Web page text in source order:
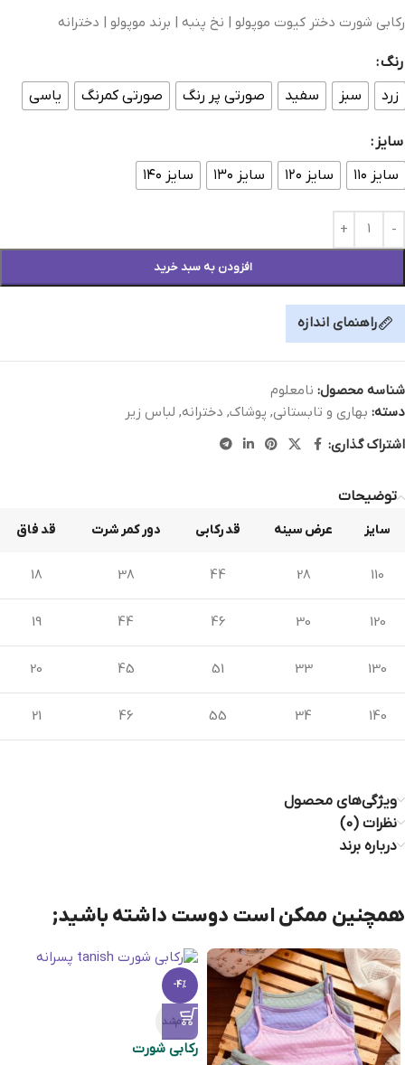
رکابی شورت دختر کیوت موپولو | نخ پنبه | برند موپولو | دخترانه
رنگ
زرد
سبز سفید صورتی پر رنگ صورتی کمرنگ یاسی
سایز
سایز ۱۱۰
سایز ۱۲۰ سایز ۱۳۰ سایز ۱۴۰
افزودن به سبد خرید
راهنمای اندازه
شناسه محصول: نامعلوم
دسته: بهاری و تابستانی, پوشاک, دخترانه, لباس زیر
اشتراک گذاری:
توضیحات
سایز عرض سینه قد رکابی دور کمر شرت قد فاق
110
28
44
38
18
120
30
46
44
19
130
33
51
45
20
140
34
55
46
21
ویژگی‌های محصول
نظرات (0)
درباره برند
همچنین ممکن است دوست داشته باشید;
-4%
تمام‌شد
ركابی شورت